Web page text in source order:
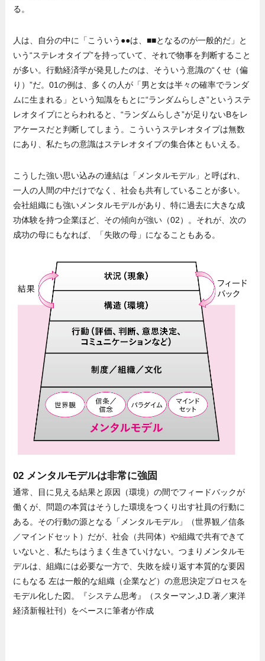
る。
人は、自分の中に「こういう●●は、■■となるのが一般的だ」と
いう“ステレオタイプ”を持っていて、それで物事を判断すること
が多い。行動経済学が発見したのは、そういう意識の“くせ（偏
り）”だ。01の例は、多くの人が「男と女は半々の確率でランダ
ムに生まれる」という知識をもとに“ランダムらしさ”というステ
レオタイプにとらわれると、“ランダムらしさ”が足りないBをレ
アケースだと判断してしまう。こういうステレオタイプは無数
にあり、私たちの意識はステレオタイプの集合体ともいえる。
こうした強い思い込みの連結は「メンタルモデル」と呼ばれ、
一人の人間の中だけでなく、社会も共有していることが多い。
会社組織にも強いメンタルモデルがあり、特に過去に大きな成
功体験を持つ企業ほど、その傾向が強い（02）。それが、次の
成功の母にもなれば、「失敗の母」になることもある。
02 メンタルモデルは非常に強固
通常、目に見える結果と原因（環境）の間でフィードバックが
働くが、問題の本質はそうした環境をつくり出す社員の行動に
ある。その行動の源となる「メンタルモデル」（世界観／信条
／マインドセット）だが、社会（共同体）や組織で共有できて
いないと、私たちはうまく生きていけない。つまりメンタルモ
デルは、組織には必要な一方で、失敗を繰り返す本質的な要因
にもなる 左は一般的な組織（企業など）の意思決定プロセスを
モデル化した図。『システム思考』（スターマン,J.D.著／東洋
経済新報社刊）をベースに筆者が作成